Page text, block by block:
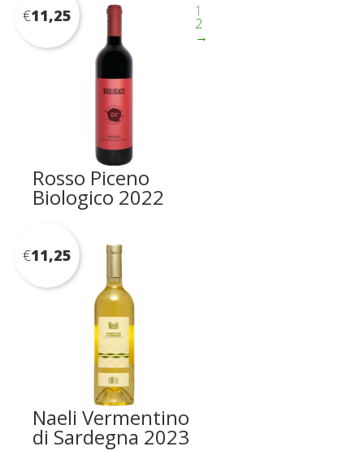
Rosso Piceno
Biologico 2022
€11,25
Naeli Vermentino
di Sardegna 2023
€11,25
1
2
→